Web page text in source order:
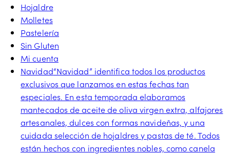
Hojaldre
Molletes
Pastelería
Sin Gluten
Mi cuenta
Navidad“Navidad” identifica todos los productos
exclusivos que lanzamos en estas fechas tan
especiales. En esta temporada elaboramos
mantecados de aceite de oliva virgen extra, alfajores
artesanales, dulces con formas navideñas, y una
cuidada selección de hojaldres y pastas de té. Todos
están hechos con ingredientes nobles, como canela